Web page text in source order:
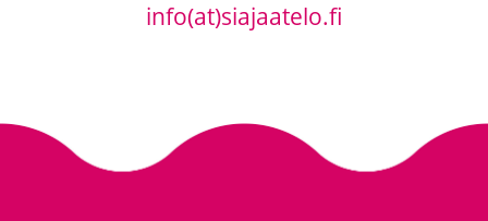
info(at)siajaatelo.fi